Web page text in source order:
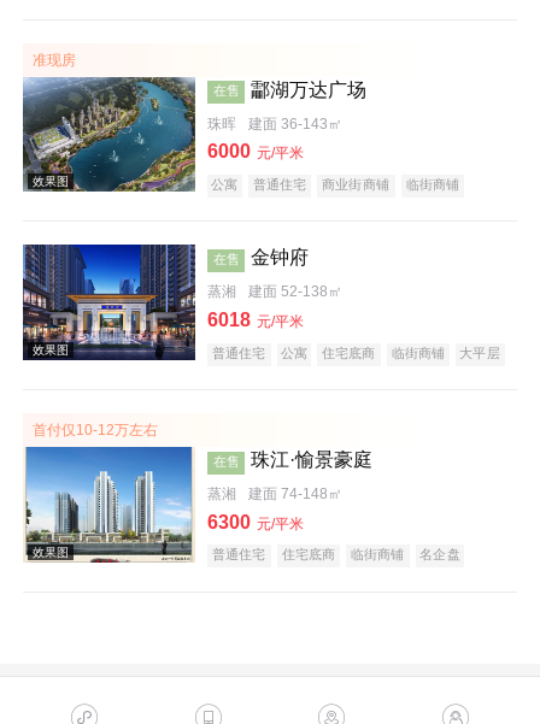
效果图
效果图
准现房
在售 酃湖万达广场
珠晖 建面 36-143㎡
6000 元/平米
公寓 普通住宅 商业街商铺
临街商铺
在售
金钟府
蒸湘 建面 52-138㎡
6018 元/平米
普通住宅 公寓 住宅底商 临街商铺
大平层
首付仅10-12万左右
在售 珠江·愉景豪庭
蒸湘 建面 74-148㎡
6300 元/平米
普通住宅 住宅底商 临街商铺
名企盘